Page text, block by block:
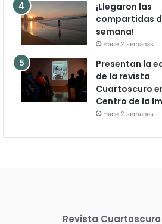
¡Llegaron las
compartidas
semana!
Hace 2 semanas
Presentan la
de la revista
Cuartoscuro
Centro de la
Hace 2 semanas
Revista Cuartoscuro